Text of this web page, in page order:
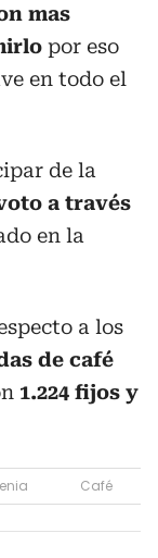
mas
por eso
en todo el
de la
a través
en la
a los
de café
1.224 fijos y
Café